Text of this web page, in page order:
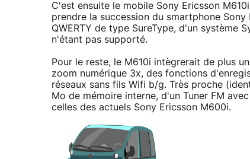
C'est ensuite le mobile Sony Ericsson
prendre la succession du smartphone
QWERTY de type SureType, d'un système
n'étant pas supporté.
Pour le reste, le M610i intègrerait de plus
zoom numérique 3x, des fonctions
réseaux sans fils Wifi b/g. Très proche
Mo de mémoire interne, d'un Tuner FM
celles des actuels Sony Ericsson M600i.